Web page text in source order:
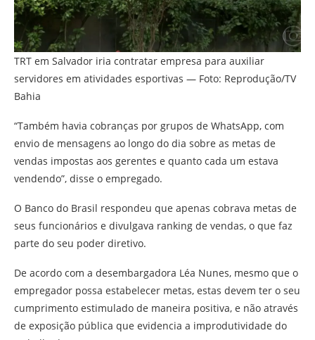
TRT em Salvador iria contratar empresa para auxiliar
servidores em atividades esportivas — Foto: Reprodução/TV
Bahia
“Também havia cobranças por grupos de WhatsApp, com
envio de mensagens ao longo do dia sobre as metas de
vendas impostas aos gerentes e quanto cada um estava
vendendo”, disse o empregado.
O Banco do Brasil respondeu que apenas cobrava metas de
seus funcionários e divulgava ranking de vendas, o que faz
parte do seu poder diretivo.
De acordo com a desembargadora Léa Nunes, mesmo que o
empregador possa estabelecer metas, estas devem ter o seu
cumprimento estimulado de maneira positiva, e não através
de exposição pública que evidencia a improdutividade do